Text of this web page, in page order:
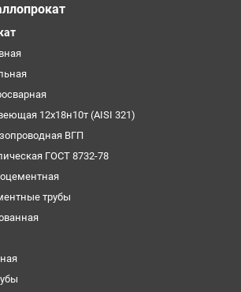
12х18н10т (AISI 321)
ВГП
ГОСТ 8732-78
трубы